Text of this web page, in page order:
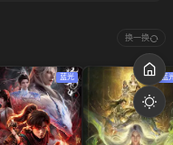
换一换
蓝光 蓝